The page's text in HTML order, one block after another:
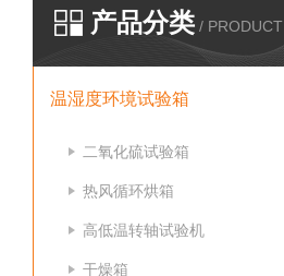
产品分类 / PRODUCT
温湿度环境试验箱
二氧化硫试验箱
热风循环烘箱
高低温转轴试验机
干燥箱